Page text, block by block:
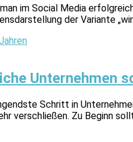
im Social Media
der Variante
Unternehmen
Schritt in
verschließen. Zu Beginn